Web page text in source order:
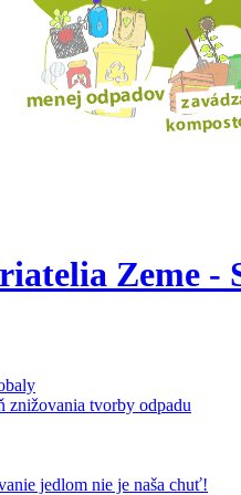
Zeme -
znižovania tvorby odpadu
jedlom nie je naša chuť!